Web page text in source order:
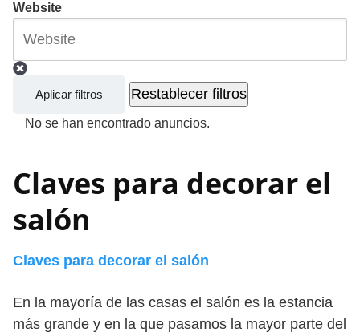
Website
Aplicar filtros Restablecer filtros
No se han encontrado anuncios.
Claves para decorar el
salón
Claves para decorar el salón
En la mayoría de las casas el salón es la estancia
más grande y en la que pasamos la mayor parte del